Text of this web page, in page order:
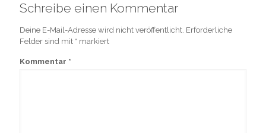
Schreibe einen Kommentar
Deine E-Mail-Adresse wird nicht veröffentlicht. Erforderliche
Felder sind mit * markiert
Kommentar *